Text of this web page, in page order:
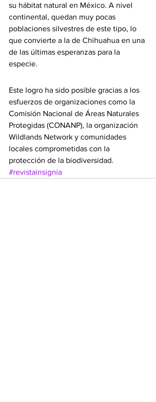
su hábitat natural en México. A nivel
continental, quedan muy pocas
poblaciones silvestres de este tipo, lo
que convierte a la de Chihuahua en una
de las últimas esperanzas para la
especie.
Este logro ha sido posible gracias a los
esfuerzos de organizaciones como la
Comisión Nacional de Áreas Naturales
Protegidas (CONANP), la organización
Wildlands Network y comunidades
locales comprometidas con la
protección de la biodiversidad.
#revistainsignia